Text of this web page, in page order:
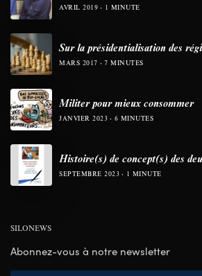
AVRIL 2019 1 MINUTE
Sur la présidentialisation des
MARS 2017 7 MINUTES
Militer pour mieux consommer
JANVIER 2023 6 MINUTES
Histoire(s) de concept(s) des
SEPTEMBRE 2023 1 MINUTE
SILONEWS
Abonnez-vous à notre newsletter